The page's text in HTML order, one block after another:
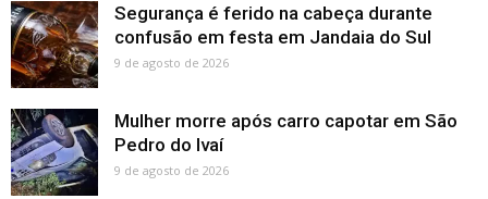
Segurança é ferido na cabeça durante
confusão em festa em Jandaia do Sul
9 de agosto de 2026
Mulher morre após carro capotar em São
Pedro do Ivaí
9 de agosto de 2026